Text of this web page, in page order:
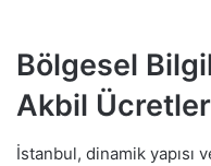
Bölgesel
Akbil
İstanbul, dinamik yapısı